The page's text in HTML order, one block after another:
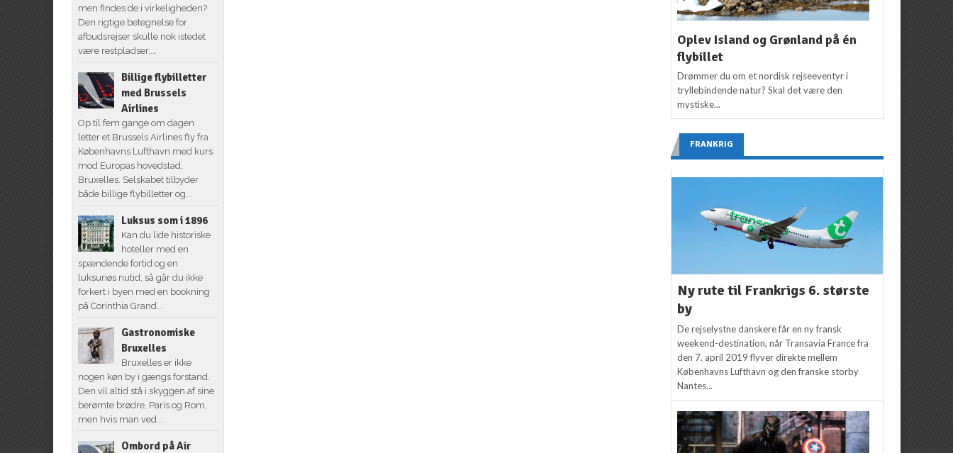
men findes de i virkeligheden?
Den rigtige betegnelse for
afbudsrejser skulle nok istedet
være restpladser,...
Billige flybilletter
med Brussels
Airlines
Op til fem gange om dagen
letter et Brussels Airlines fly fra
Københavns Lufthavn med kurs
mod Europas hovedstad,
Bruxelles. Selskabet tilbyder
både billige flybilletter og...
Luksus som i 1896
Kan du lide historiske
hoteller med en
spændende fortid og en
luksuriøs nutid, så går du ikke
forkert i byen med en bookning
på Corinthia Grand...
Gastronomiske
Bruxelles
Bruxelles er ikke
nogen køn by i gængs forstand.
Den vil altid stå i skyggen af sine
berømte brødre, Paris og Rom,
men hvis man ved...
Ombord på Air
Oplev Island og Grønland på én
flybillet
Drømmer du om et nordisk rejseeventyr i
tryllebindende natur? Skal det være den
mystiske...
FRANKRIG
Ny rute til Frankrigs 6. største
by
De rejselystne danskere får en ny fransk
weekend-destination, når Transavia France fra
den 7. april 2019 flyver direkte mellem
Københavns Lufthavn og den franske storby
Nantes...